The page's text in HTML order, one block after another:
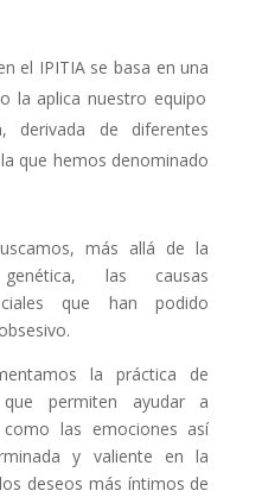
el IPITIA se basa en una
la aplica nuestro equipo
derivada de diferentes
que hemos denominado
más allá de la
las causas
que han podido
la práctica de
que permiten ayudar a
las emociones así
y valiente en la
deseos más íntimos de